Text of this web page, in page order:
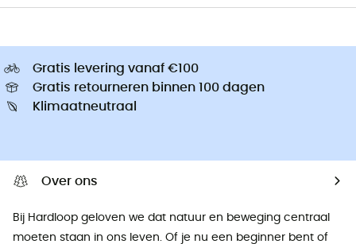
Gratis levering vanaf €100
Gratis retourneren binnen 100 dagen
Klimaatneutraal
Over ons
Bij Hardloop geloven we dat natuur en beweging centraal
moeten staan ​​in ons leven. Of je nu een beginner bent of